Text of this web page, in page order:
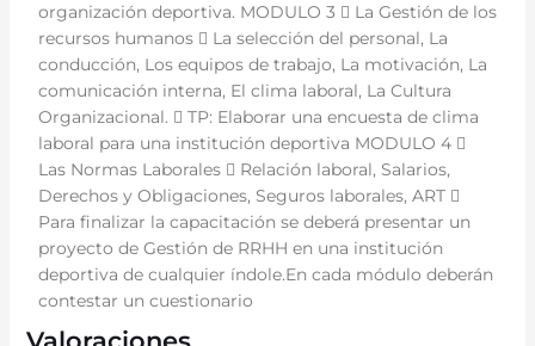
organización deportiva. MODULO 3  La Gestión de los
recursos humanos  La selección del personal, La
conducción, Los equipos de trabajo, La motivación, La
comunicación interna, El clima laboral, La Cultura
Organizacional.  TP: Elaborar una encuesta de clima
laboral para una institución deportiva MODULO 4 
Las Normas Laborales  Relación laboral, Salarios,
Derechos y Obligaciones, Seguros laborales, ART 
Para finalizar la capacitación se deberá presentar un
proyecto de Gestión de RRHH en una institución
deportiva de cualquier índole.En cada módulo deberán
contestar un cuestionario